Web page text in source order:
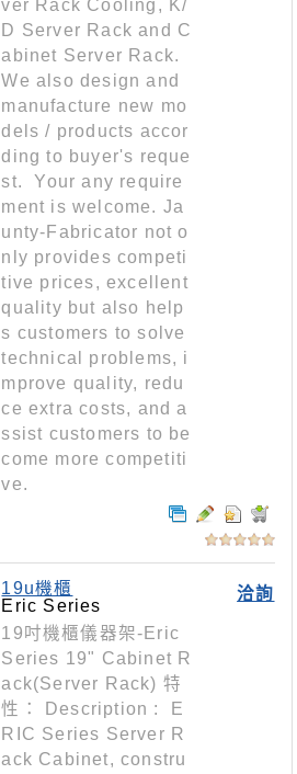
ver Rack Cooling, K/
D Server Rack and C
abinet Server Rack.
We also design and
manufacture new mo
dels / products accor
ding to buyer's reque
st. Your any require
ment is welcome. Ja
unty-Fabricator not o
nly provides competi
tive prices, excellent
quality but also help
s customers to solve
technical problems, i
mprove quality, redu
ce extra costs, and a
ssist customers to be
come more competiti
ve.
洽詢
19u機櫃
Eric Series
19吋機櫃儀器架-Eric
Series 19" Cabinet R
ack(Server Rack) 特
性： Description : E
RIC Series Server R
ack Cabinet, constru